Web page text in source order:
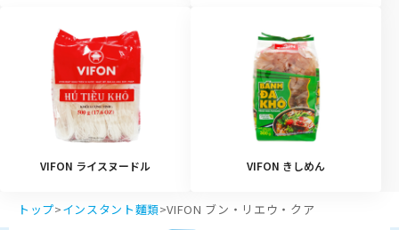
VIFON ライスヌードル VIFON きしめん
トップ>インスタント麵類>VIFON ブン・リエウ・クア